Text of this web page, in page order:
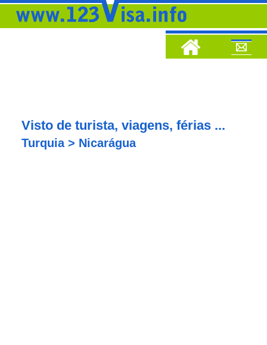
Visto de turista, viagens, férias ...
Turquia > Nicarágua